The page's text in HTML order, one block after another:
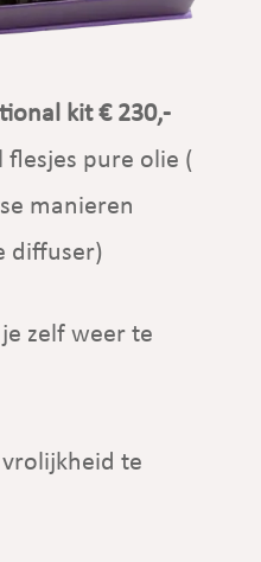
kit € 230,-
flesjes pure olie (
manieren
diffuser)
zelf weer te
te